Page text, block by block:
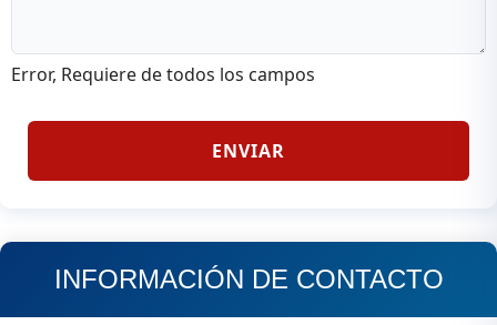
Error, Requiere de todos los campos
ENVIAR
INFORMACIÓN DE CONTACTO